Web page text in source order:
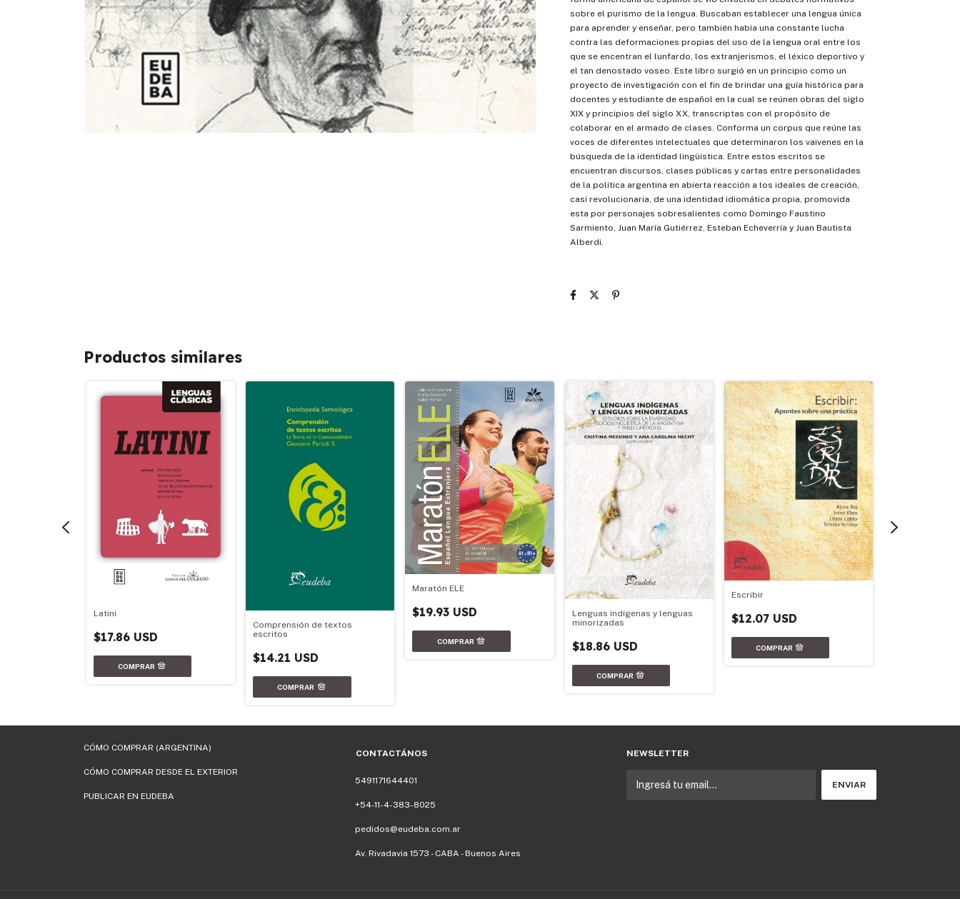
sobre el purismo de la lengua. Buscaban establecer una lengua única
para aprender y enseñar, pero también había una constante lucha
contra las deformaciones propias del uso de la lengua oral entre los
que se encentran el lunfardo, los extranjerismos, el léxico deportivo y
el tan denostado voseo. Este libro surgió en un principio como un
proyecto de investigación con el fin de brindar una guía histórica para
docentes y estudiante de español en la cual se reúnen obras del siglo
XIX y principios del siglo XX, transcriptas con el propósito de
colaborar en el armado de clases. Conforma un corpus que reúne las
voces de diferentes intelectuales que determinaron los vaivenes en la
búsqueda de la identidad lingüística. Entre estos escritos se
encuentran discursos, clases públicas y cartas entre personalidades
de la política argentina en abierta reacción a los ideales de creación,
casi revolucionaria, de una identidad idiomática propia, promovida
esta por personajes sobresalientes como Domingo Faustino
Sarmiento, Juan María Gutiérrez, Esteban Echeverría y Juan Bautista
Alberdi.
Productos similares
Latini
$17.86 USD
Comprensión de textos
escritos
$14.21 USD
Maratón ELE
$19.93 USD
Lenguas indígenas y lenguas
minorizadas
$18.86 USD
Escribir
$12.07 USD
CÓMO COMPRAR (ARGENTINA)
CÓMO COMPRAR DESDE EL EXTERIOR
PUBLICAR EN EUDEBA
CONTACTÁNOS
5491171644401
+54-11-4-383-8025
pedidos@eudeba.com.ar
Av. Rivadavia 1573 - CABA - Buenos Aires
NEWSLETTER